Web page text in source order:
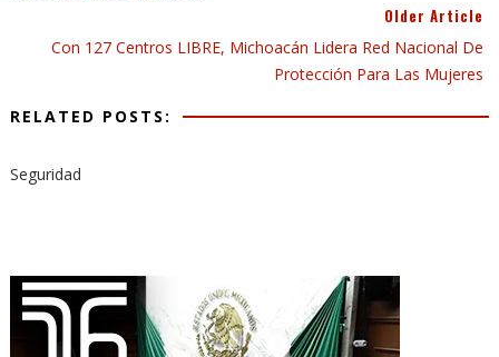
Older Article
Con 127 Centros LIBRE, Michoacán Lidera Red Nacional De
Protección Para Las Mujeres
RELATED POSTS:
Seguridad